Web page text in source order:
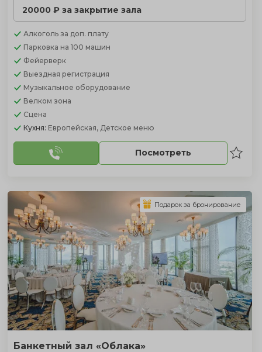
20000 ₽ за закрытие зала
Алкоголь за доп. плату
Парковка на 100 машин
Фейерверк
Выездная регистрация
Музыкальное оборудование
Велком зона
Сцена
Кухня: Европейская, Детское меню
Посмотреть
Банкетный зал «Облака»
Подарок за бронирование